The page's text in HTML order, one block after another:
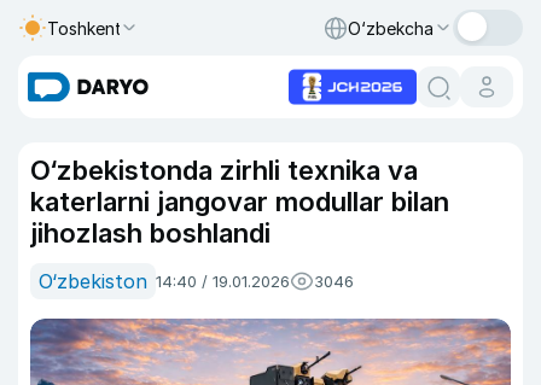
Toshkent O‘zbekcha
O‘zbekistonda zirhli texnika va
katerlarni jangovar modullar bilan
jihozlash boshlandi
O‘zbekiston 14:40 / 19.01.2026 3046